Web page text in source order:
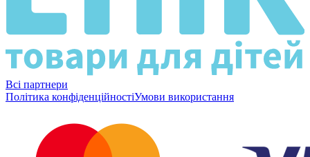
Всі партнери
Політика конфіденційностіУмови використання